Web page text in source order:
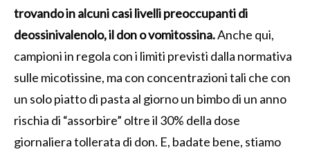
trovando in alcuni casi livelli preoccupanti di
deossinivalenolo, il don o vomitossina.Anche qui,
campioni in regola con i limiti previsti dalla normativa
sulle micotissine, ma con concentrazioni tali che con
un solo piatto di pasta al giorno un bimbo di un anno
rischia di “assorbire” oltre il 30% della dose
giornaliera tollerata di don. E, badate bene, stiamo